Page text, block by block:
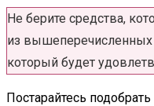
Не берите средства,
из вышеперечисленных
который будет
Постарайтесь